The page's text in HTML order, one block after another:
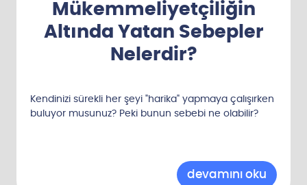
Mükemmeliyetçiliğin
Altında Yatan Sebepler
Nelerdir?
Kendinizi sürekli her şeyi "harika" yapmaya çalışırken
buluyor musunuz? Peki bunun sebebi ne olabilir?